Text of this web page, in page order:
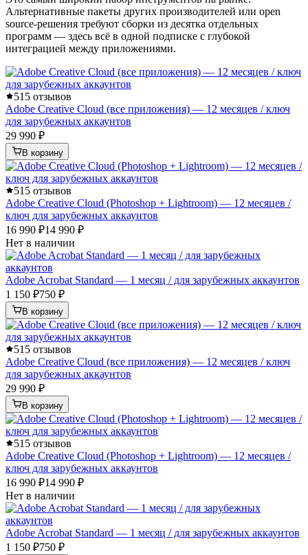
Альтернативные пакеты других производителей или open
source-решения требуют сборки из десятка отдельных
программ — здесь всё в одной подписке с глубокой
интеграцией между приложениями.
515 отзывов
Adobe Creative Cloud (все приложения) — 12 месяцев / ключ
для зарубежных аккаунтов
29 990 ₽
В корзину
515 отзывов
Adobe Creative Cloud (Photoshop + Lightroom) — 12 месяцев /
ключ для зарубежных аккаунтов
16 990 ₽14 990 ₽
Нет в наличии
Adobe Acrobat Standard — 1 месяц / для зарубежных аккаунтов
1 150 ₽750 ₽
В корзину
515 отзывов
Adobe Creative Cloud (все приложения) — 12 месяцев / ключ
для зарубежных аккаунтов
29 990 ₽
В корзину
515 отзывов
Adobe Creative Cloud (Photoshop + Lightroom) — 12 месяцев /
ключ для зарубежных аккаунтов
16 990 ₽14 990 ₽
Нет в наличии
Adobe Acrobat Standard — 1 месяц / для зарубежных аккаунтов
1 150 ₽750 ₽